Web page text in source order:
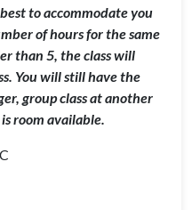
to accommodate you
of hours for the same
than 5, the class will
You will still have the
group class at another
room available.